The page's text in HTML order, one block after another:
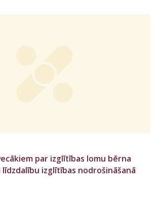
par izglītības lomu bērna
līdzdalību izglītības nodrošināšanā